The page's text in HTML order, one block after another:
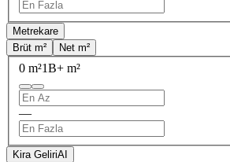
Metrekare
Brüt m²
Net m²
0 m²1B+ m²
—
Kira GeliriAI